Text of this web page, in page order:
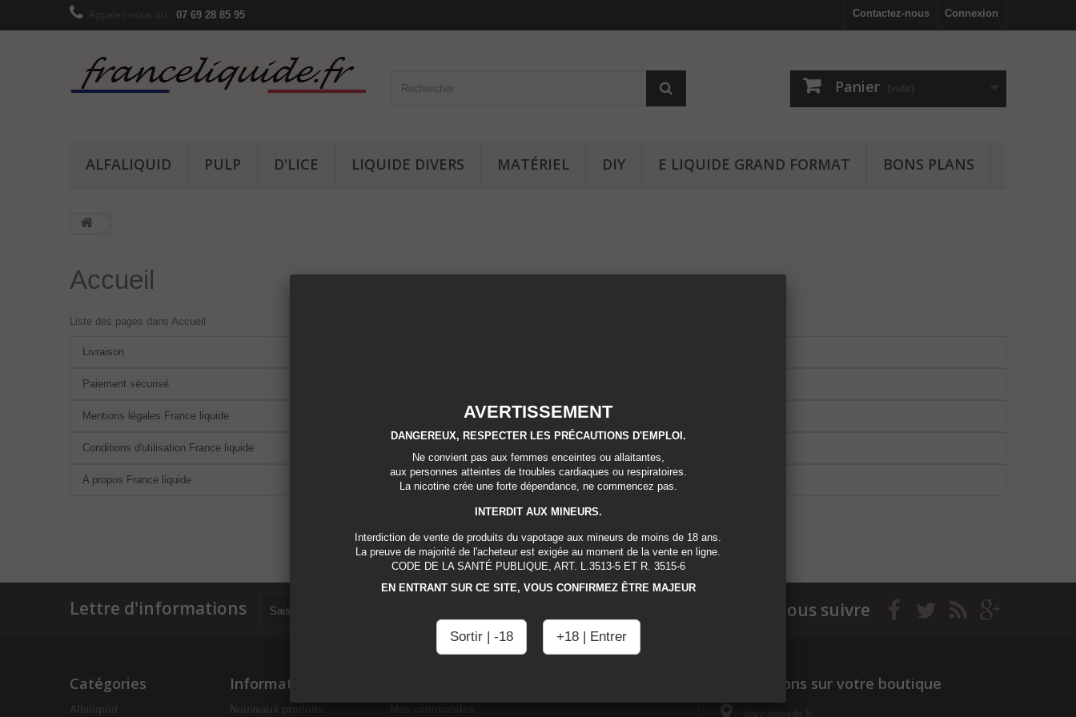
Connexion
Contactez-nous
07 69 28 85 95
Panier (vide)
ALFALIQUID PULP D'LICE LIQUIDE DIVERS MATÉRIEL DIY E LIQUIDE GRAND FORMAT BONS PLANS
Accueil
Liste des pages dans Accueil :
Livraison
Paiement sécurisé
Mentions légales France liquide
Conditions d'utilisation France liquide
A propos France liquide
Lettre d'informations Nous suivre
Catégories
Alfaliquid
Informations
Nouveaux produits
Informations sur votre boutique
AVERTISSEMENT
DANGEREUX, RESPECTER LES PRÉCAUTIONS D'EMPLOI.
Ne convient pas aux femmes enceintes ou allaitantes,
aux personnes atteintes de troubles cardiaques ou respiratoires.
La nicotine crée une forte dépendance, ne commencez pas.
INTERDIT AUX MINEURS.
Interdiction de vente de produits du vapotage aux mineurs de moins de 18 ans.
La preuve de majorité de l'acheteur est exigée au moment de la vente en ligne.
CODE DE LA SANTÉ PUBLIQUE, ART. L.3513-5 ET R. 3515-6
EN ENTRANT SUR CE SITE, VOUS CONFIRMEZ ÊTRE MAJEUR
Sortir | -18 +18 | Entrer